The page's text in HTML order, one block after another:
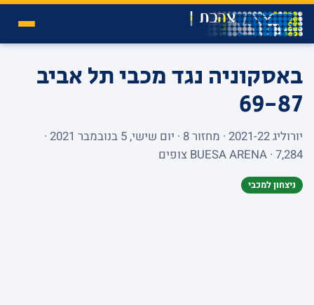
באסקוניה נגד מכבי תל אביב
69-87
יורוליג 2021-22 · מחזור 8 · יום שישי, 5 בנובמבר 2021 ·
BUESA ARENA · 7,284 צופים
ניצחון למכבי